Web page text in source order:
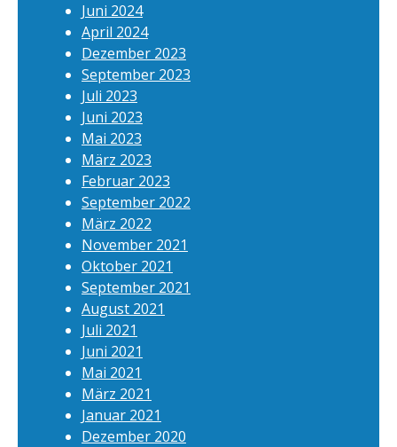
Juni 2024
April 2024
Dezember 2023
September 2023
Juli 2023
Juni 2023
Mai 2023
März 2023
Februar 2023
September 2022
März 2022
November 2021
Oktober 2021
September 2021
August 2021
Juli 2021
Juni 2021
Mai 2021
März 2021
Januar 2021
Dezember 2020